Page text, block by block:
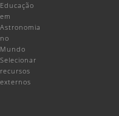
Educação
em
Astronomia
no
Mundo
Selecionar
recursos
externos